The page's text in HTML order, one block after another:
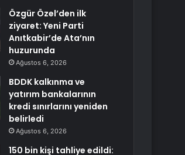
Özgür Özel’den ilk
ziyaret: Yeni Parti
Anıtkabir’de Ata’nın
huzurunda
Ağustos 6, 2026
BDDK kalkınma ve
yatırım bankalarının
kredi sınırlarını yeniden
belirledi
Ağustos 6, 2026
150 bin kişi tahliye edildi: